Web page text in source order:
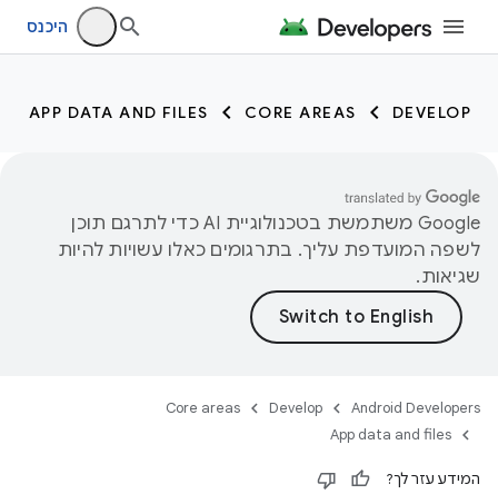
היכנס
DEVELOP
CORE AREAS
APP DATA AND FILES
‫Google משתמשת בטכנולוגיית AI כדי לתרגם תוכן
לשפה המועדפת עליך. בתרגומים כאלו עשויות להיות
שגיאות.
Android Developers
Develop
Core areas
App data and files
המידע עזר לך?